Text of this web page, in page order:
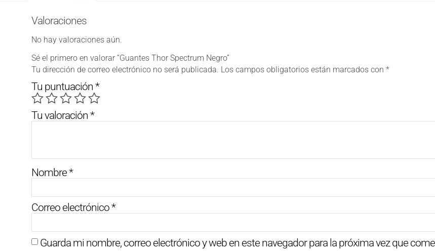
Valoraciones
No hay valoraciones aún.
Sé el primero en valorar “Guantes Thor Spectrum Negro”
Tu dirección de correo electrónico no será publicada. Los campos obligatorios están marcados con *
Tu puntuación *
Tu valoración *
Nombre*
Correo electrónico*
Guarda mi nombre, correo electrónico y web en este navegador para la próxima vez que